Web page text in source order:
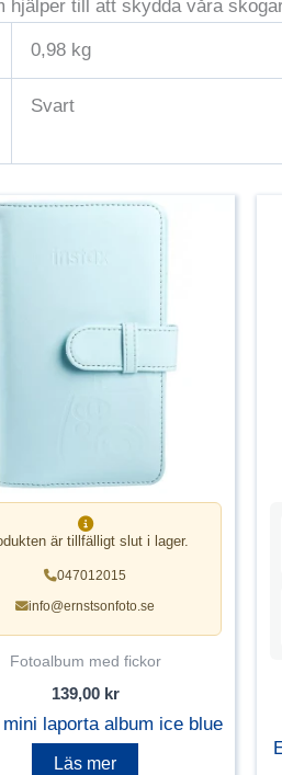
hjälper till att skydda våra
0,98 kg
Svart
är tillfälligt slut i lager.
047012015
info@ernstsonfoto.se
Fotoalbum med fickor
139,00 kr
laporta album ice blue
Läs mer